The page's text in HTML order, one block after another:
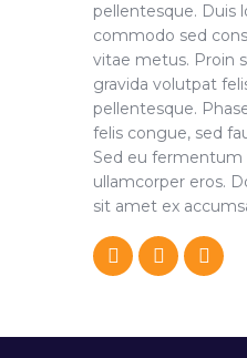
pellentesque. Duis
commodo sed
vitae metus. Proin
gravida volutpat
pellentesque.
felis congue, sed
Sed eu
ullamcorper eros.
sit amet ex